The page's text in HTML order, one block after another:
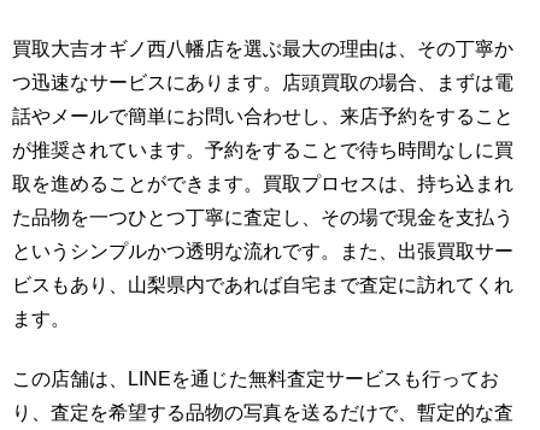
買取大吉オギノ西八幡店を選ぶ最大の理由は、その丁寧か
つ迅速なサービスにあります。店頭買取の場合、まずは電
話やメールで簡単にお問い合わせし、来店予約をすること
が推奨されています。予約をすることで待ち時間なしに買
取を進めることができます。買取プロセスは、持ち込まれ
た品物を一つひとつ丁寧に査定し、その場で現金を支払う
というシンプルかつ透明な流れです。また、出張買取サー
ビスもあり、山梨県内であれば自宅まで査定に訪れてくれ
ます。
この店舗は、LINEを通じた無料査定サービスも行ってお
り、査定を希望する品物の写真を送るだけで、暫定的な査